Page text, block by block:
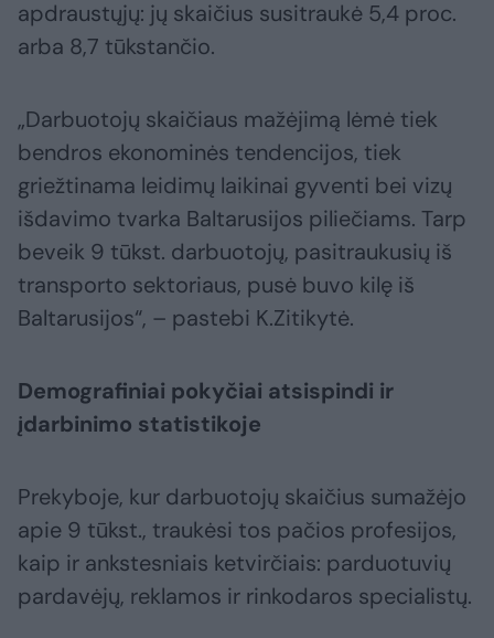
apdraustųjų: jų skaičius susitraukė 5,4 proc.
arba 8,7 tūkstančio.
„Darbuotojų skaičiaus mažėjimą lėmė tiek
bendros ekonominės tendencijos, tiek
griežtinama leidimų laikinai gyventi bei vizų
išdavimo tvarka Baltarusijos piliečiams. Tarp
beveik 9 tūkst. darbuotojų, pasitraukusių iš
transporto sektoriaus, pusė buvo kilę iš
Baltarusijos“, – pastebi K.Zitikytė.
Demografiniai pokyčiai atsispindi ir
įdarbinimo statistikoje
Prekyboje, kur darbuotojų skaičius sumažėjo
apie 9 tūkst., traukėsi tos pačios profesijos,
kaip ir ankstesniais ketvirčiais: parduotuvių
pardavėjų, reklamos ir rinkodaros specialistų.